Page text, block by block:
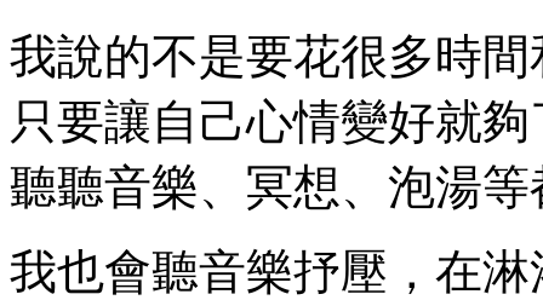
我說的不是要花很多時
只要讓自己心情變好就
聽聽音樂、冥想、泡湯
我也會聽音樂抒壓，在